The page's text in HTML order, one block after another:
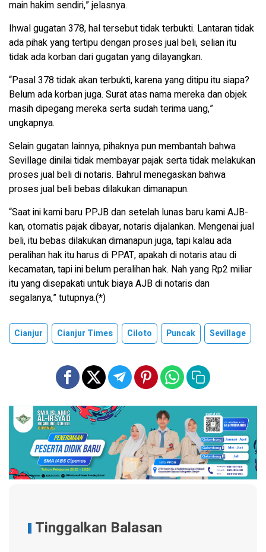
main hakim sendiri,” jelasnya.
Ihwal gugatan 378, hal tersebut tidak terbukti. Lantaran tidak
ada pihak yang tertipu dengan proses jual beli, selian itu
tidak ada korban dari gugatan yang dilayangkan.
“Pasal 378 tidak akan terbukti, karena yang ditipu itu siapa?
Belum ada korban juga. Surat atas nama mereka dan objek
masih dipegang mereka serta sudah terima uang,”
ungkapnya.
Selain gugatan lainnya, pihaknya pun membantah bahwa
Sevillage dinilai tidak membayar pajak serta tidak melakukan
proses jual beli di notaris. Bahrul menegaskan bahwa
proses jual beli bebas dilakukan dimanapun.
“Saat ini kami baru PPJB dan setelah lunas baru kami AJB-
kan, otomatis pajak dibayar, notaris dijalankan. Mengenai jual
beli, itu bebas dilakukan dimanapun juga, tapi kalau ada
peralihan hak itu harus di PPAT, apakah di notaris atau di
kecamatan, tapi ini belum peralihan hak. Nah yang Rp2 miliar
itu yang disepakati untuk biaya AJB di notaris dan
segalanya,” tutupnya.(*)
Cianjur Cianjur Times Ciloto Puncak Sevillage
Tinggalkan Balasan